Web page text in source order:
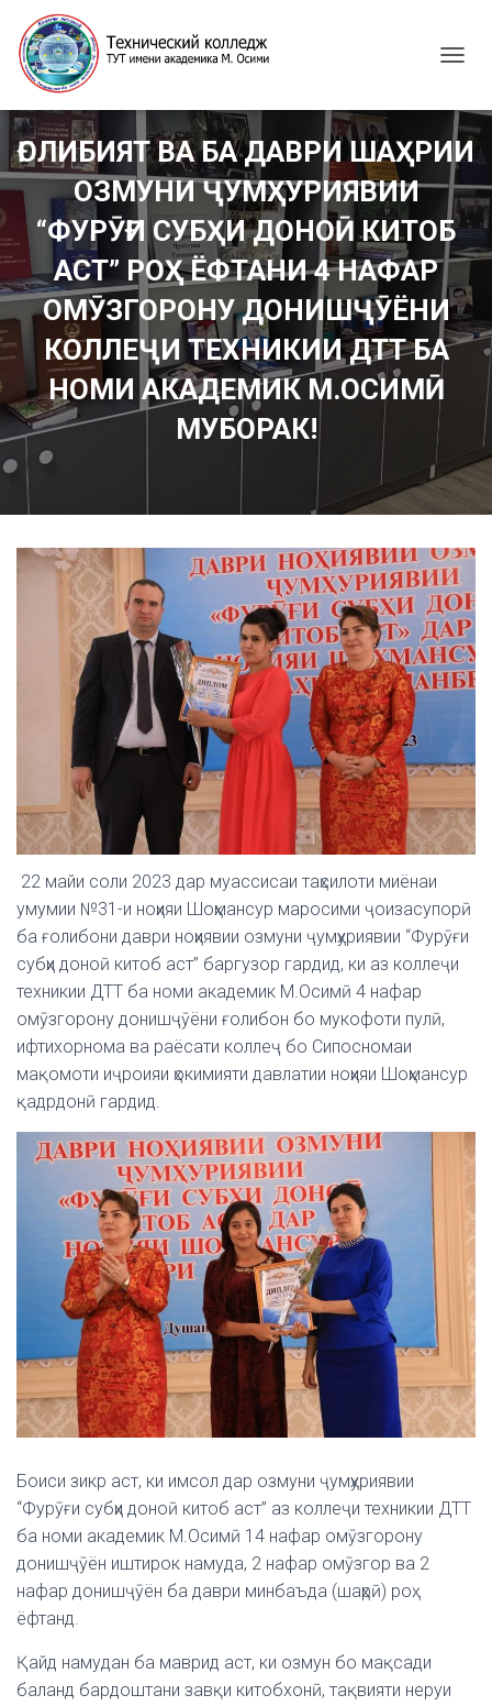
G
G
L
E
N
A
V
I
A
T
I
ҒОЛИБИЯТ ВА БА ДАВРИ ШАҲРИИ
ОЗМУНИ ҶУМҲУРИЯВИИ
“ФУРӮҒИ СУБҲИ ДОНОӢ КИТОБ
АСТ” РОҲ ЁФТАНИ 4 НАФАР
ОМӮЗГОРОНУ ДОНИШҶӮЁНИ
КОЛЛЕҶИ ТЕХНИКИИ ДТТ БА
НОМИ АКАДЕМИК М.ОСИМӢ
МУБОРАК!
22 майи соли 2023 дар муассисаи таҳсилоти миёнаи
умумии №31-и ноҳияи Шоҳмансур маросими ҷоизасупорӣ
ба ғолибони даври ноҳиявии озмуни ҷумҳуриявии “Фурӯғи
субҳи доноӣ китоб аст” баргузор гардид, ки аз коллеҷи
техникии ДТТ ба номи академик М.Осимӣ 4 нафар
омӯзгорону донишҷӯёни ғолибон бо мукофоти пулӣ,
ифтихорнома ва раёсати коллеҷ бо Сипосномаи
мақомоти иҷроияи ҳокимияти давлатии ноҳияи Шоҳмансур
қадрдонӣ гардид.
Боиси зикр аст, ки имсол дар озмуни ҷумҳуриявии
“Фурӯғи субҳи доноӣ китоб аст” аз коллеҷи техникии ДТТ
ба номи академик М.Осимӣ 14 нафар омӯзгорону
донишҷӯён иштирок намуда, 2 нафар омӯзгор ва 2
нафар донишҷӯён ба даври минбаъда (шаҳрӣ) роҳ
ёфтанд.
Қайд намудан ба маврид аст, ки озмун бо мақсади
баланд бардоштани завқи китобхонӣ, тақвияти неруи